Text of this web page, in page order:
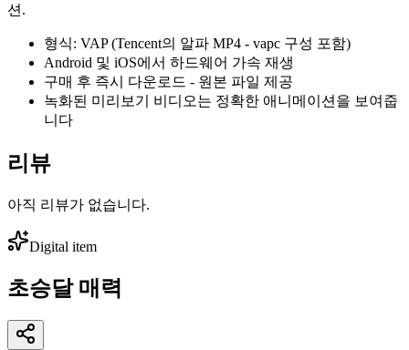
션.
형식: VAP (Tencent의 알파 MP4 - vapc 구성 포함)
Android 및 iOS에서 하드웨어 가속 재생
구매 후 즉시 다운로드 - 원본 파일 제공
녹화된 미리보기 비디오는 정확한 애니메이션을 보여줍
니다
리뷰
아직 리뷰가 없습니다.
Digital item
초승달 매력